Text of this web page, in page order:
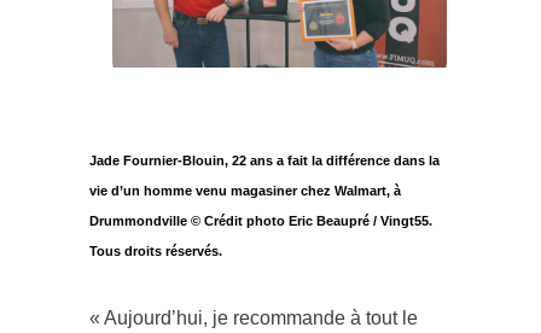
Jade Fournier-Blouin, 22 ans a fait la différence dans la
vie d’un homme venu magasiner chez Walmart, à
Drummondville © Crédit photo Eric Beaupré / Vingt55.
Tous droits réservés.
« Aujourd’hui, je recommande à tout le